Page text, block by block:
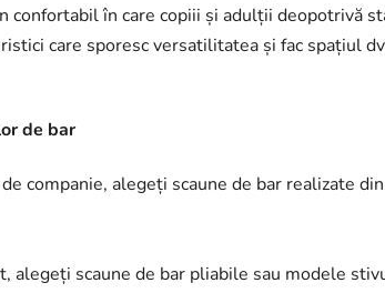
confortabil în care copiii și adulții deopotrivă
care sporesc versatilitatea și fac spațiul
de bar
companie, alegeți scaune de bar realizate
alegeți scaune de bar pliabile sau modele